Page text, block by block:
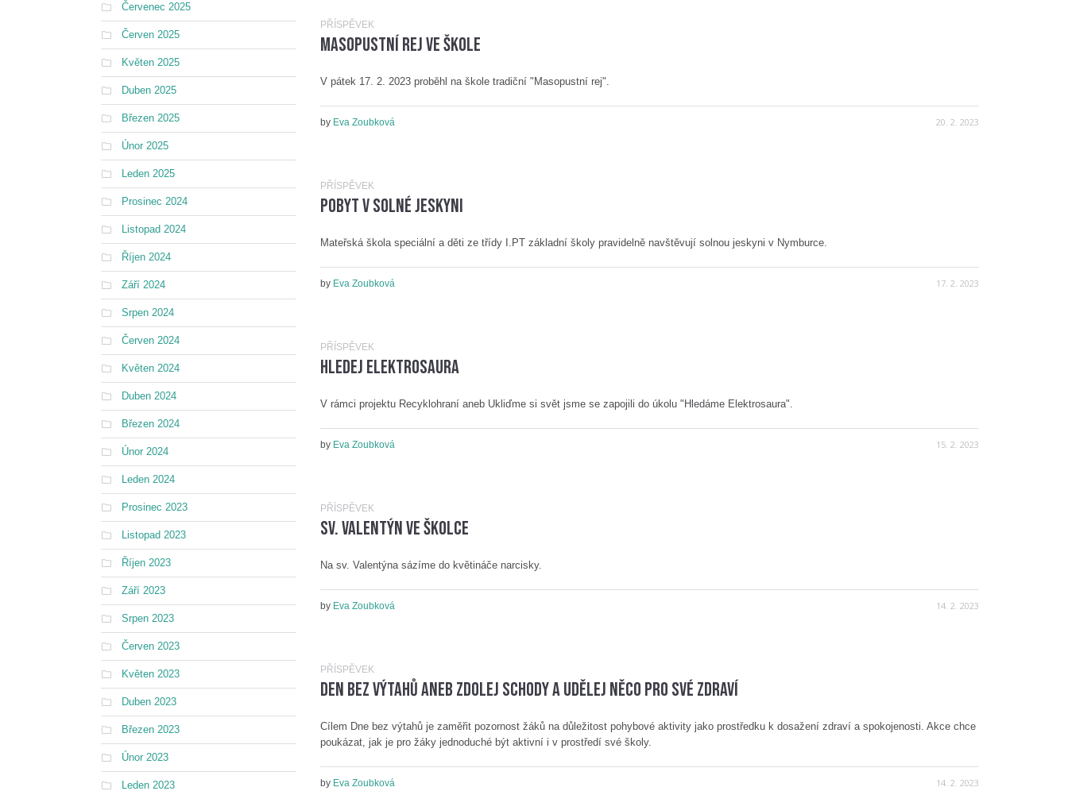
PŘÍSPĚVEK
Masopustní rej ve škole
V pátek 17. 2. 2023 proběhl na škole tradiční "Masopustní rej".
20. 2. 2023
by Eva Zoubková
PŘÍSPĚVEK
Pobyt v solné jeskyni
Mateřská škola speciální a děti ze třídy I.PT základní školy pravidelně navštěvují solnou jeskyni v Nymburce.
17. 2. 2023
by Eva Zoubková
PŘÍSPĚVEK
Hledej Elektrosaura
V rámci projektu Recyklohraní aneb Ukliďme si svět jsme se zapojili do úkolu "Hledáme Elektrosaura".
15. 2. 2023
by Eva Zoubková
PŘÍSPĚVEK
Sv. Valentýn ve školce
Na sv. Valentýna sázíme do květináče narcisky.
14. 2. 2023
by Eva Zoubková
PŘÍSPĚVEK
DEN BEZ VÝTAHŮ aneb zdolej schody a udělej něco pro své zdraví
Cílem Dne bez výtahů je zaměřit pozornost žáků na důležitost pohybové aktivity jako prostředku k dosažení zdraví a spokojenosti. Akce chce
poukázat, jak je pro žáky jednoduché být aktivní i v prostředí své školy.
14. 2. 2023
by Eva Zoubková
Červenec 2025
Červen 2025
Květen 2025
Duben 2025
Březen 2025
Únor 2025
Leden 2025
Prosinec 2024
Listopad 2024
Říjen 2024
Září 2024
Srpen 2024
Červen 2024
Květen 2024
Duben 2024
Březen 2024
Únor 2024
Leden 2024
Prosinec 2023
Listopad 2023
Říjen 2023
Září 2023
Srpen 2023
Červen 2023
Květen 2023
Duben 2023
Březen 2023
Únor 2023
Leden 2023